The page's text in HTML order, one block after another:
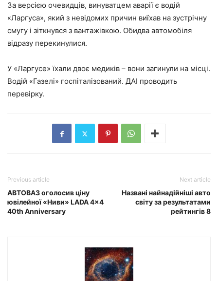
За версією очевидців, винуватцем аварії є водій
«Ларгуса», який з невідомих причин виїхав на зустрічну
смугу і зіткнувся з вантажівкою. Обидва автомобіля
відразу перекинулися.
У «Ларгусе» їхали двоє медиків – вони загинули на місці.
Водій «Газелі» госпіталізований. ДАІ проводить
перевірку.
Previous article
АВТОВАЗ оголосив ціну
ювілейної «Ниви» LADA 4×4
40th Anniversary
Next article
Названі найнадійніші авто
світу за результатами
рейтингів 8